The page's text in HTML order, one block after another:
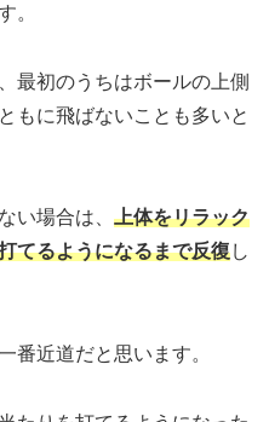
。
最初のうちはボールの上側
もに飛ばないことも多いと
い場合は、 上体をリラック
てるようになるまで反復し
番近道だと思います。